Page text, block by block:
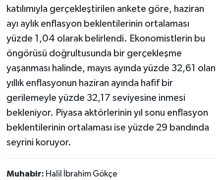
katılımıyla gerçekleştirilen ankete göre, haziran
ayı aylık enflasyon beklentilerinin ortalaması
yüzde 1,04 olarak belirlendi. Ekonomistlerin bu
öngörüsü doğrultusunda bir gerçekleşme
yaşanması halinde, mayıs ayında yüzde 32,61 olan
yıllık enflasyonun haziran ayında hafif bir
gerilemeyle yüzde 32,17 seviyesine inmesi
bekleniyor. Piyasa aktörlerinin yıl sonu enflasyon
beklentilerinin ortalaması ise yüzde 29 bandında
seyrini koruyor.
Muhabir: Halil İbrahim Gökçe